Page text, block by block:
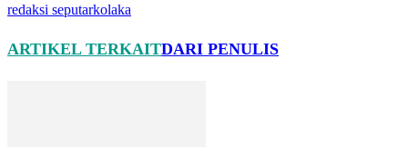
redaksi seputarkolaka
ARTIKEL TERKAITDARI PENULIS